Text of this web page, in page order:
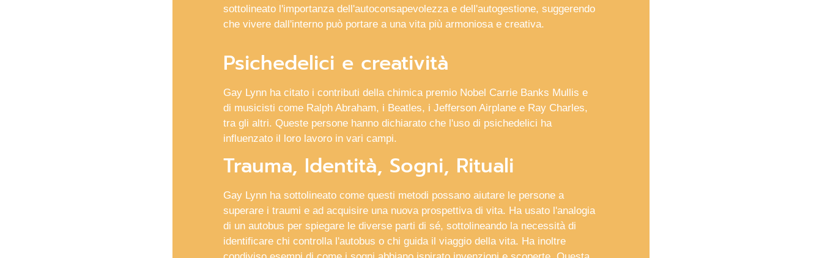
sottolineato l'importanza dell'autoconsapevolezza e dell'autogestione, suggerendo
che vivere dall'interno può portare a una vita più armoniosa e creativa.
Psichedelici e creatività
Gay Lynn ha citato i contributi della chimica premio Nobel Carrie Banks Mullis e
di musicisti come Ralph Abraham, i Beatles, i Jefferson Airplane e Ray Charles,
tra gli altri. Queste persone hanno dichiarato che l'uso di psichedelici ha
influenzato il loro lavoro in vari campi.
Trauma, Identità, Sogni, Rituali
Gay Lynn ha sottolineato come questi metodi possano aiutare le persone a
superare i traumi e ad acquisire una nuova prospettiva di vita. Ha usato l'analogia
di un autobus per spiegare le diverse parti di sé, sottolineando la necessità di
identificare chi controlla l'autobus o chi guida il viaggio della vita. Ha inoltre